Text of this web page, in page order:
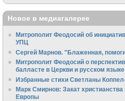
Новое в медиагалерее
Митрополит Феодосий об
УПЦ
Сергей Марнов. "Блаженная,
Митрополит Феодосий о
балласте в Церкви и русском языке
Избранные стихи Светланы
Марк Смирнов: Закат
Европы